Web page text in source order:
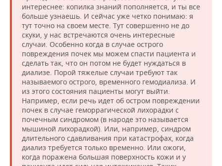
интереснее: копилка знаний пополняется, и ты все
больше узнаешь. И сейчас уже четко понимаю: я
тут точно на своем месте. Тут совершенно не до
скуки, у нас встречаются очень интересные
случаи. Особенно когда в случае острого
повреждения почек мы можем спасти пациента и
сделать так, что он потом не будет нуждаться в
диализе. Порой тяжелые случаи требуют так
называемого острого, временного гемодиализа. И
из этого состояния пациенты могут выйти.
Например, если речь идет об остром повреждении
почек в случае геморрагической лихорадки с
почечным синдромом (в народе это называется
мышиной лихорадкой). Или, например, синдром
длительного сдавливания при катастрофах, когда
диализ требуется только временно. Или ожоги,
когда поражена большая поверхность кожи и у